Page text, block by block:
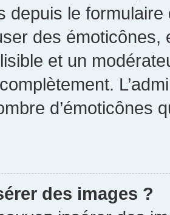
depuis le
des
et un
d’émoticônes
des images ?